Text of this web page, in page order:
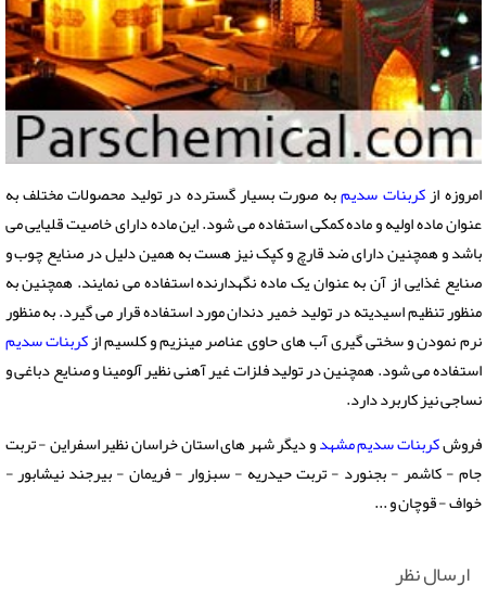
امروزه ازکربنات سدیمبه صورت بسیار گسترده در تولید محصولات مختلف به
عنوان ماده اولیه و ماده کمکی استفاده می شود. این ماده دارای خاصیت قلیایی می
باشد و همچنین دارای ضد قارچ و کپک نیز هست به همین دلیل در صنایع چوب و
صنایع غذایی از آن به عنوان یک ماده نگهدارنده استفاده می نمایند. همچنین به
منظور تنظیم اسیدیته در تولید خمیر دندان مورد استفاده قرار می گیرد. به منظور
نرم نمودن و سختی گیری آب های حاوی عناصر مینزیم و کلسیم ازکربنات سدیم
استفاده می شود. همچنین در تولید فلزات غیر آهنی نظیر آلومینا و صنایع دباغی و
نساجی نیز کاربرد دارد.
فروشکربنات سدیم مشهدو دیگر شهر های استان خراسان نظیر اسفراین - تربت
جام - کاشمر - بجنورد - تربت حیدریه - سبزوار - فریمان - بیرجند نیشابور -
خواف - قوچان و ...
ارسال نظر